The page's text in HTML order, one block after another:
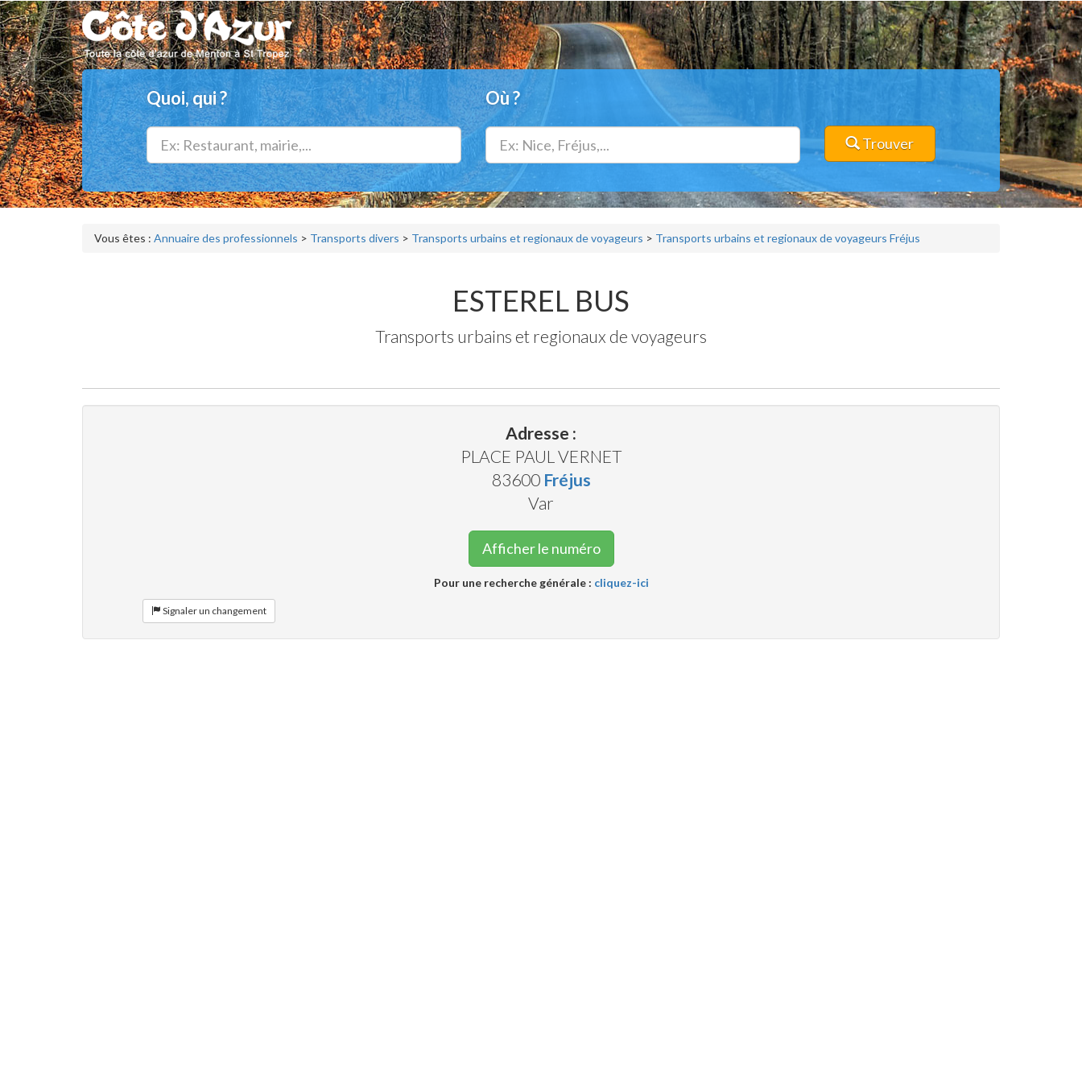
Quoi, qui ? Où ?
Trouver
Vous êtes : Annuaire des professionnels > Transports divers > Transports urbains et regionaux de voyageurs > Transports urbains et regionaux de voyageurs Fréjus
ESTEREL BUS
Transports urbains et regionaux de voyageurs
Adresse :
PLACE PAUL VERNET
83600 Fréjus
Var
Afficher le numéro
Pour une recherche générale : cliquez-ici
Signaler un changement